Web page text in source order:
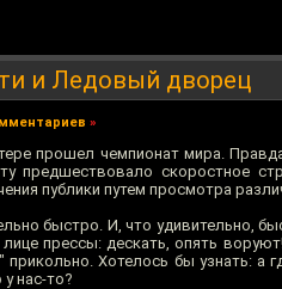
и Ледовый дворец
»
прошел чемпионат мира.
предшествовало скоростное
публики путем просмотра
быстро. И, что удивительно,
прессы: дескать, опять
прикольно. Хотелось бы узнать:
нас-то?